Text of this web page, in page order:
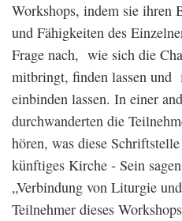
Workshops, indem sie ihren
und Fähigkeiten des
Frage nach, wie sich die
mitbringt, finden lassen und
einbinden lassen. In einer
durchwanderten die
hören, was diese
künftiges Kirche - Sein
„Verbindung von Liturgie
Teilnehmer dieses